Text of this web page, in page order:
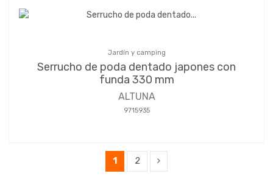
Jardín y camping
Serrucho de poda dentado japones con
funda 330 mm
ALTUNA
9715935
1 2